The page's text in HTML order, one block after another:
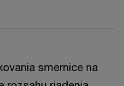
smernice na